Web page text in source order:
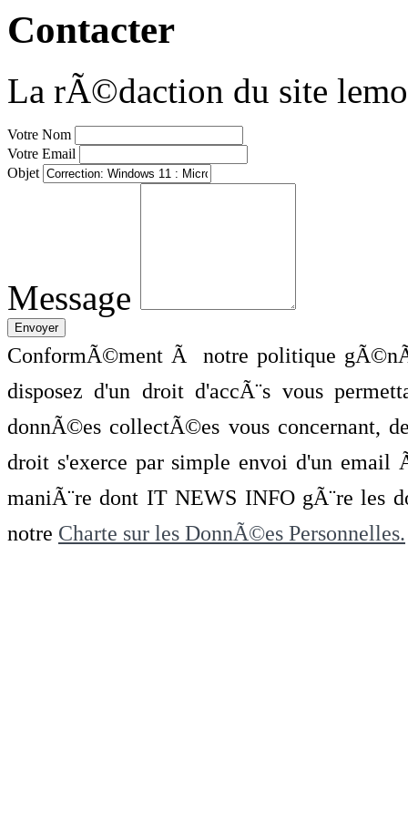
Contacter
La rÃ©daction du site
Votre Nom
Votre Email
Objet
Message
ConformÃ©ment Ã notre politique
disposez d'un droit d'accÃ¨s vous
donnÃ©es collectÃ©es vous concernant,
droit s'exerce par simple envoi d'un
maniÃ¨re dont IT NEWS INFO gÃ¨re les
notre Charte sur les DonnÃ©es Personnelles.